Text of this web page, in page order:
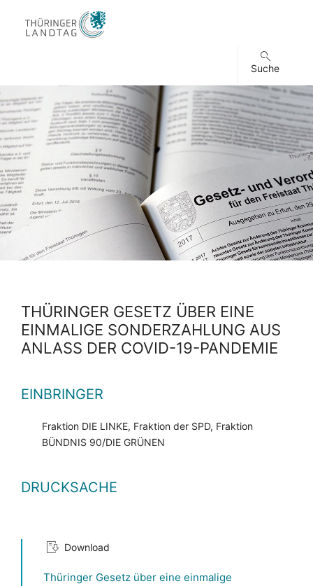
Suche
THÜRINGER GESETZ ÜBER EINE
EINMALIGE SONDERZAHLUNG AUS
ANLASS DER COVID-19-PANDEMIE
EINBRINGER
Fraktion DIE LINKE, Fraktion der SPD, Fraktion
BÜNDNIS 90/DIE GRÜNEN
DRUCKSACHE
Download
Thüringer Gesetz über eine einmalige